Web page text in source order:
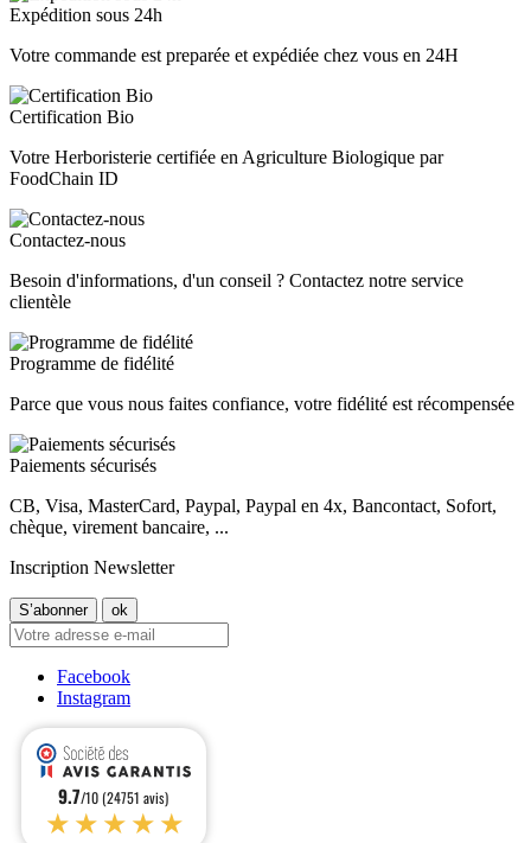
Expédition sous 24h
Votre commande est preparée et expédiée chez vous en 24H
Certification Bio
Votre Herboristerie certifiée en Agriculture Biologique par
FoodChain ID
Contactez-nous
Besoin d'informations, d'un conseil ? Contactez notre service
clientèle
Programme de fidélité
Parce que vous nous faites confiance, votre fidélité est récompensée
Paiements sécurisés
CB, Visa, MasterCard, Paypal, Paypal en 4x, Bancontact, Sofort,
chèque, virement bancaire, ...
Inscription Newsletter
Facebook
Instagram
9.7/10 (24751 avis)
★★★★★